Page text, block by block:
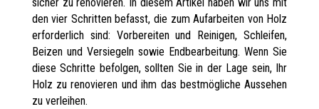
den vier Schritten befasst, die zum Aufarbeiten von Holz
erforderlich sind: Vorbereiten und Reinigen, Schleifen,
Beizen und Versiegeln sowie Endbearbeitung. Wenn Sie
diese Schritte befolgen, sollten Sie in der Lage sein, Ihr
Holz zu renovieren und ihm das bestmögliche Aussehen
zu verleihen.